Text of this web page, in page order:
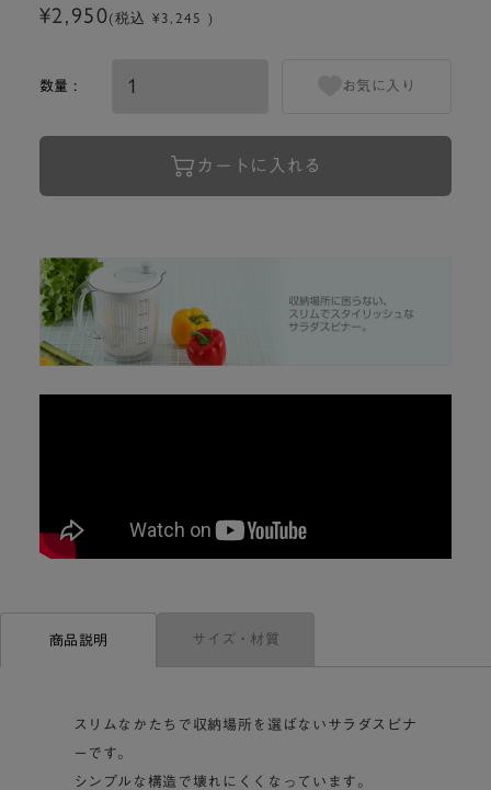
¥2,950(税込 ¥3,245 )
数量 :
カートに入れる
お気に入り
商品説明 サイズ・材質
スリムなかたちで収納場所を選ばないサラダスピナ
ーです。
シンプルな構造で壊れにくくなっています。